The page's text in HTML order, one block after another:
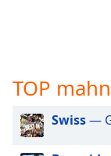
opens
settings
dialog
TOP
Swiss—